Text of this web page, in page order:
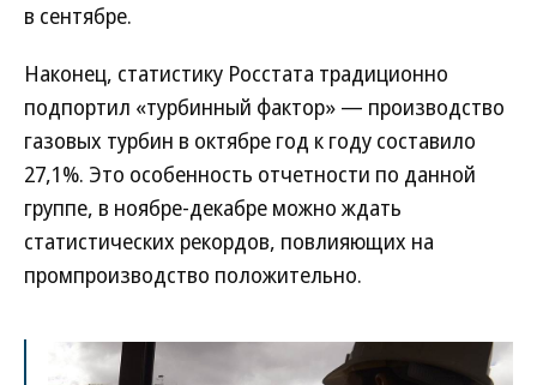
в сентябре.
Наконец, статистику Росстата традиционно
подпортил «турбинный фактор» — производство
газовых турбин в октябре год к году составило
27,1%. Это особенность отчетности по данной
группе, в ноябре-декабре можно ждать
статистических рекордов, повлияющих на
промпроизводство положительно.